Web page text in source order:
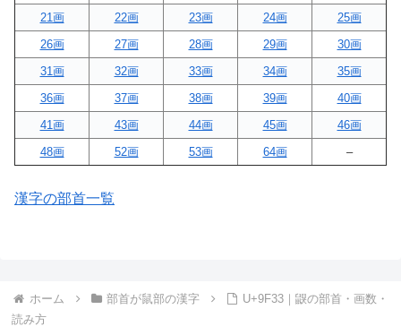
21画
22画 23画 24画
25画
26画
27画 28画 29画
30画
31画
32画 33画 34画
35画
36画
37画 38画 39画
40画
41画
43画 44画 45画
46画
48画
52画 53画 64画 –
漢字の部首一覧
ホーム 部首が鼠部の漢字
U+9F33｜鼳の部首・画数・
読み方